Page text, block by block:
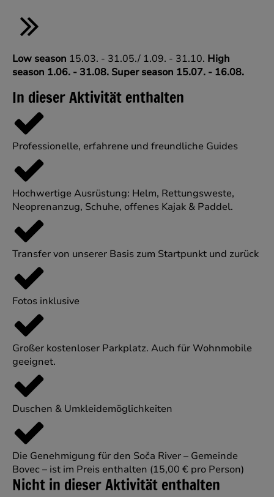
Low season 15.03. - 31.05./ 1.09. - 31.10. High
season 1.06. - 31.08. Super season 15.07. - 16.08.
In dieser Aktivität enthalten
Professionelle, erfahrene und freundliche Guides
Hochwertige Ausrüstung: Helm, Rettungsweste,
Neoprenanzug, Schuhe, offenes Kajak & Paddel.
Transfer von unserer Basis zum Startpunkt und zurück
Fotos inklusive
Großer kostenloser Parkplatz. Auch für Wohnmobile
geeignet.
Duschen & Umkleidemöglichkeiten
Die Genehmigung für den Soča River – Gemeinde
Bovec – ist im Preis enthalten (15,00 € pro Person)
Nicht in dieser Aktivität enthalten